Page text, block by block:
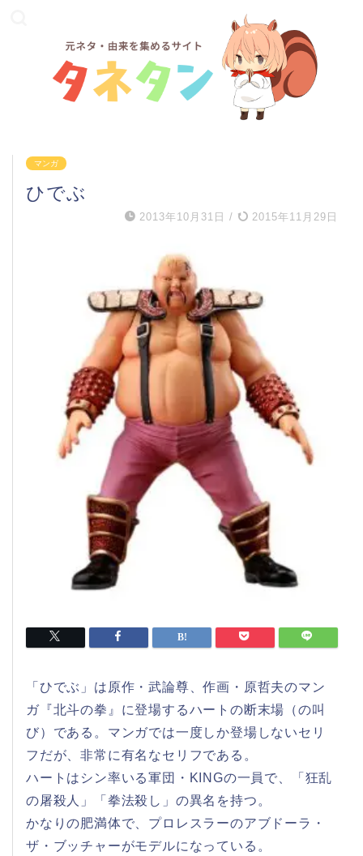
マンガ
ひでぶ
2013年10月31日 / 2015年11月29日
「ひでぶ」は原作・武論尊、作画・原哲夫のマン
ガ『北斗の拳』に登場するハートの断末場（の叫
び）である。マンガでは一度しか登場しないセリ
フだが、非常に有名なセリフである。
ハートはシン率いる軍団・KINGの一員で、「狂乱
の屠殺人」「拳法殺し」の異名を持つ。
かなりの肥満体で、プロレスラーのアブドーラ・
ザ・ブッチャーがモデルになっている。